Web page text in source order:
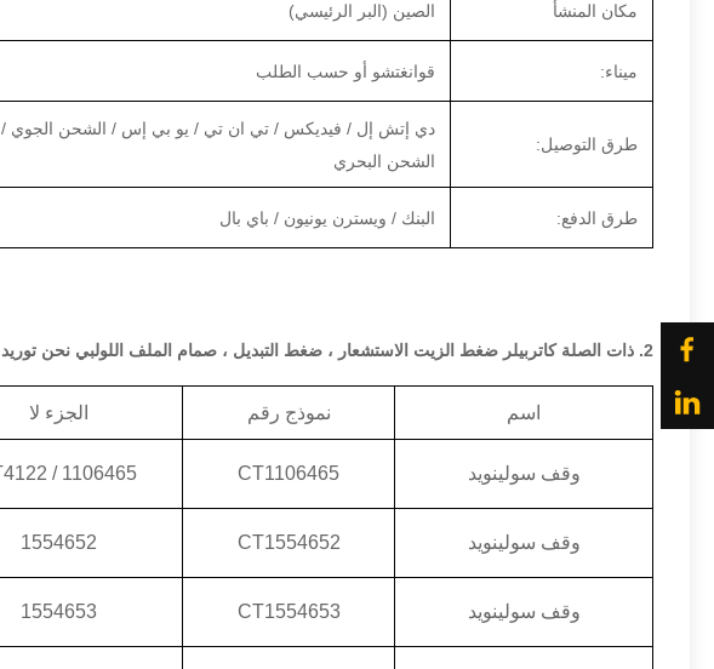
مكان المنشأ الصين (البر الرئيسي)
ميناء: قوانغتشو أو حسب الطلب
طرق التوصيل:
دي إتش إل / فيديكس / تي ان تي / يو بي إس / الشحن الجوي /
الشحن البحري
طرق الدفع: البنك / ويسترن يونيون / باي بال
2. ذات الصلة كاتربيلر ضغط الزيت الاستشعار ، ضغط التبديل ، صمام الملف اللولبي نحن توريد:
اسم نموذج رقم الجزء لا
وقف سولينويد CT1106465
1106465 / 6T4122
وقف سولينويد CT1554652
1554652
وقف سولينويد CT1554653
1554653